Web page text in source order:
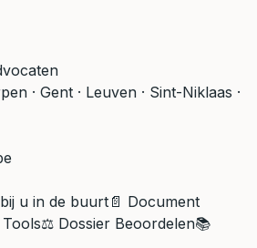
· Gent · Leuven · Sint-Niklaas ·
u in de buurt 📄 Document
⚖️ Dossier Beoordelen📚